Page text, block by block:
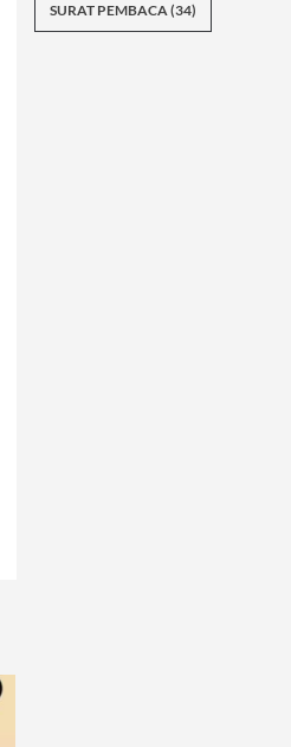
SURAT PEMBACA(34)